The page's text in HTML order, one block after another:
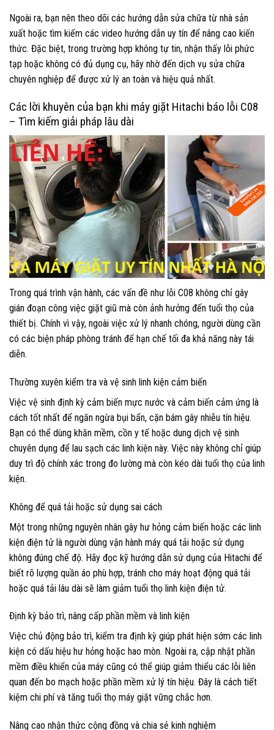
Ngoài ra, bạn nên theo dõi các hướng dẫn sửa chữa từ nhà sản
xuất hoặc tìm kiếm các video hướng dẫn uy tín để nâng cao kiến
thức. Đặc biệt, trong trường hợp không tự tin, nhận thấy lỗi phức
tạp hoặc không có đủ dụng cụ, hãy nhờ đến dịch vụ sửa chữa
chuyên nghiệp để được xử lý an toàn và hiệu quả nhất.
Các lời khuyên của bạn khi máy giặt Hitachi báo lỗi C08
– Tìm kiếm giải pháp lâu dài
Trong quá trình vận hành, các vấn đề như lỗi C08 không chỉ gây
gián đoạn công việc giặt giũ mà còn ảnh hưởng đến tuổi thọ của
thiết bị. Chính vì vậy, ngoài việc xử lý nhanh chóng, người dùng cần
có các biện pháp phòng tránh để hạn chế tối đa khả năng này tái
diễn.
Thường xuyên kiểm tra và vệ sinh linh kiện cảm biến
Việc vệ sinh định kỳ cảm biến mực nước và cảm biến cảm ứng là
cách tốt nhất để ngăn ngừa bụi bẩn, cặn bám gây nhiễu tín hiệu.
Bạn có thể dùng khăn mềm, cồn y tế hoặc dung dịch vệ sinh
chuyên dụng để lau sạch các linh kiện này. Việc này không chỉ giúp
duy trì độ chính xác trong đo lường mà còn kéo dài tuổi thọ của linh
kiện.
Không để quá tải hoặc sử dụng sai cách
Một trong những nguyên nhân gây hư hỏng cảm biến hoặc các linh
kiện điện tử là người dùng vận hành máy quá tải hoặc sử dụng
không đúng chế độ. Hãy đọc kỹ hướng dẫn sử dụng của Hitachi để
biết rõ lượng quần áo phù hợp, tránh cho máy hoạt động quá tải
hoặc quá tải lâu dài sẽ làm giảm tuổi thọ linh kiện điện tử.
Định kỳ bảo trì, nâng cấp phần mềm và linh kiện
Việc chủ động bảo trì, kiểm tra định kỳ giúp phát hiện sớm các linh
kiện có dấu hiệu hư hỏng hoặc hao mòn. Ngoài ra, cập nhật phần
mềm điều khiển của máy cũng có thể giúp giảm thiểu các lỗi liên
quan đến bo mạch hoặc phần mềm xử lý tín hiệu. Đây là cách tiết
kiệm chi phí và tăng tuổi thọ máy giặt vững chắc hơn.
Nâng cao nhận thức cộng đồng và chia sẻ kinh nghiệm